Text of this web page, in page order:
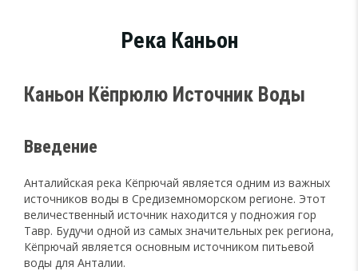
Река Каньон
Каньон Кёпрюлю Источник Воды
Введение
Анталийская река Кёпрючай является одним из важных
источников воды в Средиземноморском регионе. Этот
величественный источник находится у подножия гор
Тавр. Будучи одной из самых значительных рек региона,
Кёпрючай является основным источником питьевой
воды для Анталии.